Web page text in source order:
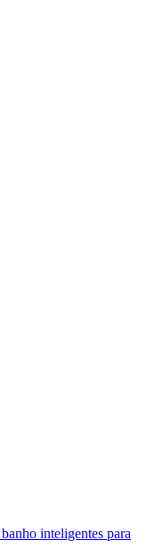
inteligentes para